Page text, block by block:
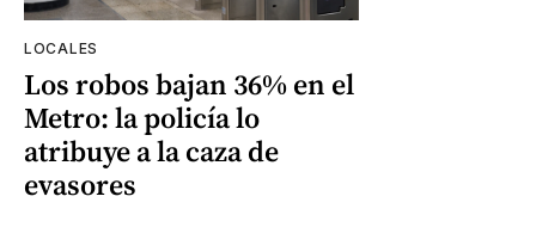
LOCALES
Los robos bajan 36% en el
Metro: la policía lo
atribuye a la caza de
evasores